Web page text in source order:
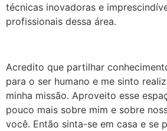
técnicas inovadoras e
profissionais dessa área.
Acredito que partilhar
para o ser humano e me sinto
minha missão. Aproveito esse
pouco mais sobre mim e sobre
você. Então sinta-se em casa e se